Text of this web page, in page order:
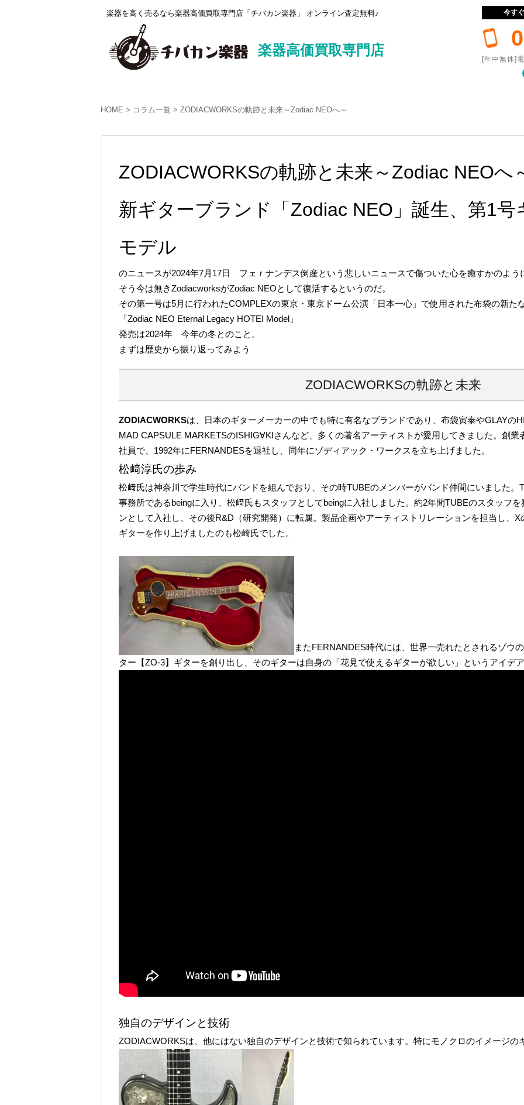
楽器を高く売るなら楽器高価買取専門店「チバカン楽器」 オンライン査定無料♪
楽器高価買取専門店
今す
[年中無休]
HOME コラム一覧 ZODIACWORKSの軌跡と未来～Zodiac NEOへ～
ZODIACWORKSの軌跡と未来～Zodiac NEOへ
新ギターブランド「Zodiac NEO」誕生、第1号
モデル
のニュースが2024年7月17日 フェｒナンデス倒産という悲しいニュースで傷ついた心を癒すかのよう
そう今は無きZodiacworksがZodiac NEOとして復活するというのだ。
その第一号は5月に行われたCOMPLEXの東京・東京ドーム公演「日本一心」で使用された布袋の新た
「Zodiac NEO Eternal Legacy HOTEI Model」
発売は2024年 今年の冬とのこと。
まずは歴史から振り返ってみよう
ZODIACWORKSの軌跡と未来
ZODIACWORKSは、日本のギターメーカーの中でも特に有名なブランドであり、布袋寅泰やGLAYの
MAD CAPSULE MARKETSのISHIG∀KIさんなど、多くの著名アーティストが愛用してきました。創
社員で、1992年にFERNANDESを退社し、同年にゾディアック・ワークスを立ち上げました。
松﨑淳氏の歩み
松﨑氏は神奈川で学生時代にバンドを組んでおり、その時TUBEのメンバーがバンド仲間にいました
事務所であるbeingに入り、松﨑氏もスタッフとしてbeingに入社しました。約2年間TUBEのスタッフ
ンとして入社し、その後R&D（研究開発）に転属。製品企画やアーティストリレーションを担当し、
ギターを作り上げましたのも松崎氏でした。
またFERNANDES時代には、世界一売れたとされるゾウ
ター【ZO-3】ギターを創り出し、そのギターは自身の「花見で使えるギターが欲しい」というアイデ
独自のデザインと技術
ZODIACWORKSは、他にはない独自のデザインと技術で知られています。特にモノクロのイメージの